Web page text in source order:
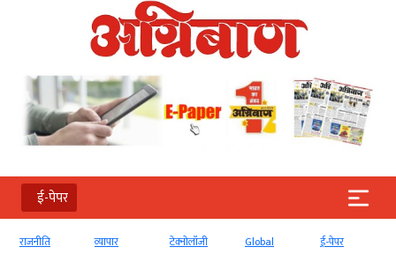
ई-पेपर
व्‍यापार टेक्‍नोलॉजी Global ई-पेपर देश